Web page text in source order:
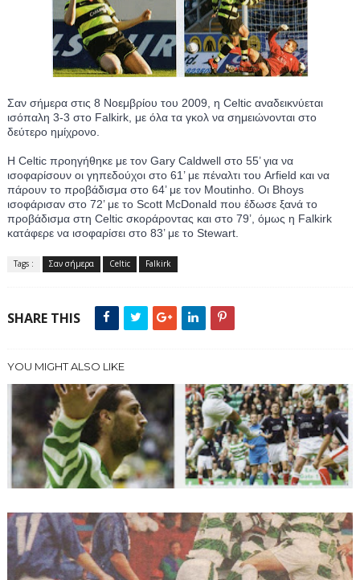
Σαν σήμερα στις 8 Νοεμβρίου του 2009, η Celtic αναδεικνύεται
ισόπαλη 3-3 στο Falkirk, με όλα τα γκολ να σημειώνονται στο
δεύτερο ημίχρονο.
Η Celtic προηγήθηκε με τον Gary Caldwell στο 55’ για να
ισοφαρίσουν οι γηπεδούχοι στο 61’ με πέναλτι του Arfield και να
πάρουν το προβάδισμα στο 64’ με τον Moutinho. Oι Bhoys
ισοφάρισαν στο 72’ με το Scott McDonald που έδωσε ξανά το
προβάδισμα στη Celtic σκοράροντας και στο 79’, όμως η Falkirk
κατάφερε να ισοφαρίσει στο 83’ με το Stewart.
Tags : Σαν σήμερα Celtic Falkirk
SHARE THIS
YOU MIGHT ALSO LIKE